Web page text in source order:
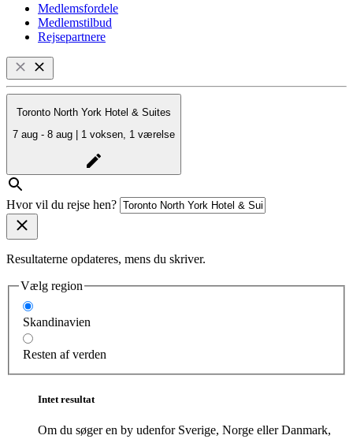
Medlemsfordele
Medlemstilbud
Rejsepartnere
Toronto North York Hotel & Suites
7 aug - 8 aug | 1 voksen, 1 værelse
Hvor vil du rejse hen?
Resultaterne opdateres, mens du skriver.
Vælg region
Skandinavien
Resten af verden
Intet resultat
Om du søger en by udenfor Sverige, Norge eller Danmark,